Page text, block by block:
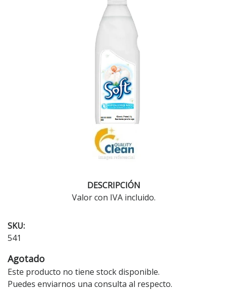
DESCRIPCIÓN
Valor con IVA incluido.
SKU:
541
Agotado
Este producto no tiene stock disponible.
Puedes enviarnos una consulta al respecto.